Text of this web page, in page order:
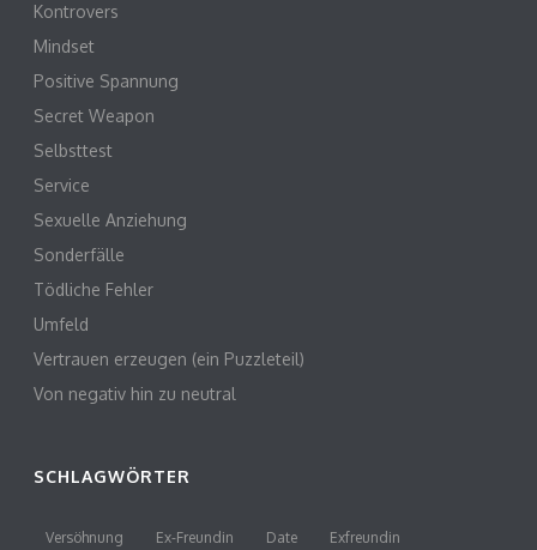
Kontrovers
Mindset
Positive Spannung
Secret Weapon
Selbsttest
Service
Sexuelle Anziehung
Sonderfälle
Tödliche Fehler
Umfeld
Vertrauen erzeugen (ein Puzzleteil)
Von negativ hin zu neutral
SCHLAGWÖRTER
Versöhnung Ex-Freundin Date Exfreundin